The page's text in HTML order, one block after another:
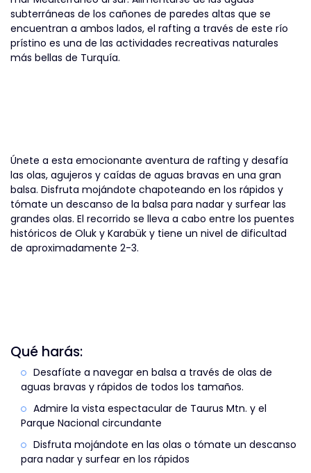
subterráneas de los cañones de paredes altas que se
encuentran a ambos lados, el rafting a través de este río
prístino es una de las actividades recreativas naturales
más bellas de Turquía.
Únete a esta emocionante aventura de rafting y desafía
las olas, agujeros y caídas de aguas bravas en una gran
balsa. Disfruta mojándote chapoteando en los rápidos y
tómate un descanso de la balsa para nadar y surfear las
grandes olas. El recorrido se lleva a cabo entre los puentes
históricos de Oluk y Karabük y tiene un nivel de dificultad
de aproximadamente 2-3.
Qué harás:
Desafíate a navegar en balsa a través de olas de
aguas bravas y rápidos de todos los tamaños.
Admire la vista espectacular de Taurus Mtn. y el
Parque Nacional circundante
Disfruta mojándote en las olas o tómate un descanso
para nadar y surfear en los rápidos